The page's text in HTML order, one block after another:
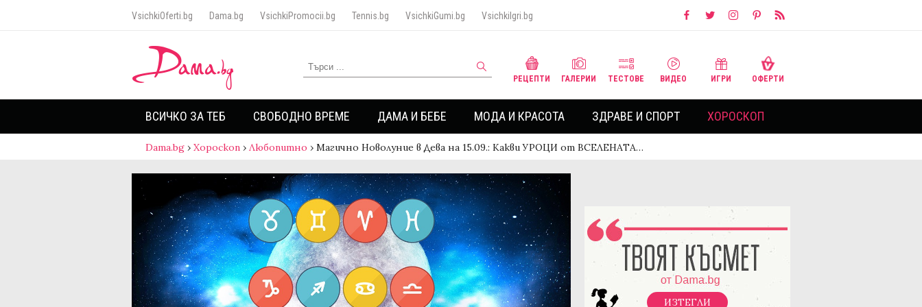
VsichkiOferti.bg Dama.bg VsichkiPromocii.bg Tennis.bg VsichkiGumi.bg VsichkiIgri.bg
РЕЦЕПТИ ГАЛЕРИИ ТЕСТОВЕ ВИДЕО ИГРИ ОФЕРТИ
ВСИЧКО ЗА ТЕБ СВОБОДНО ВРЕМЕ ДАМА И БЕБЕ МОДА И КРАСОТА ЗДРАВЕ И СПОРТ ХОРОСКОП
Dama.bg › Хороскоп › Любопитно › Магично Новолуние в Дева на 15.09.: Какви УРОЦИ от ВСЕЛЕНАТА…
ИЗТЕГЛИ